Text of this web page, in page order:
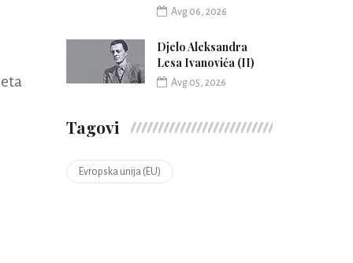
Avg 06, 2026
Djelo Aleksandra
Lesa Ivanovića (II)
Avg 05, 2026
Tagovi
Evropska unija (EU)